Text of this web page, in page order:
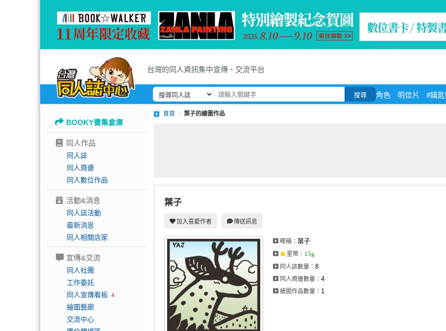
台灣的同人資訊集中宣傳、交流平台
搜尋 角色 明信片 #鑰匙
BOOKY書集倉庫
同人作品
同人誌
同人周邊
同人數位作品
活動&消息
同人誌活動
最新消息
同人相關店家
宣傳&交流
同人社團
工作委託
同人宣傳看板 4
繪圖藝廊
交流中心
首頁 葉子的繪圖作品
葉子
加入喜愛作者 傳送訊息
暱稱： 葉子
星幣 ： 15g
同人誌數量： 8
同人周邊數量： 4
繪圖作品數量： 1